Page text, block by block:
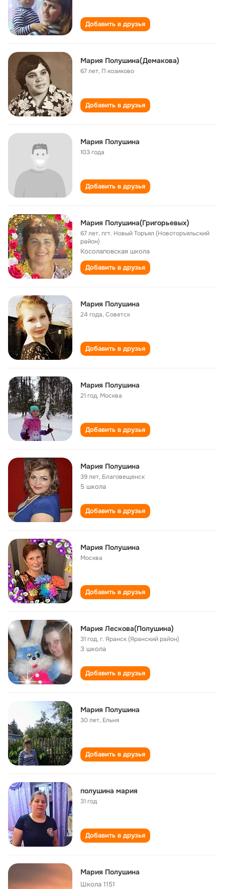
Добавить в друзья
Мария Полушина(Демакова)
67 лет, П козиково
Добавить в друзья
Мария Полушина
103 года
Добавить в друзья
Мария Полушина(Григорьевых)
67 лет,пгт. Новый Торъял (Новоторъяльский
район)
Косолаповская школа
Добавить в друзья
Мария Полушина
24 года,Советск
Добавить в друзья
Мария Полушина
21 год, Москва
Добавить в друзья
Мария Полушина
39 лет, Благовещенск
5 школа
Добавить в друзья
Мария Полушина
Москва
Добавить в друзья
Мария Лескова(Полушина)
31 год,г. Яранск (Яранский район)
3 школа
Добавить в друзья
Мария Полушина
30 лет, Ельня
Добавить в друзья
полушина мария
31 год
Добавить в друзья
Мария Полушина
Школа 1151